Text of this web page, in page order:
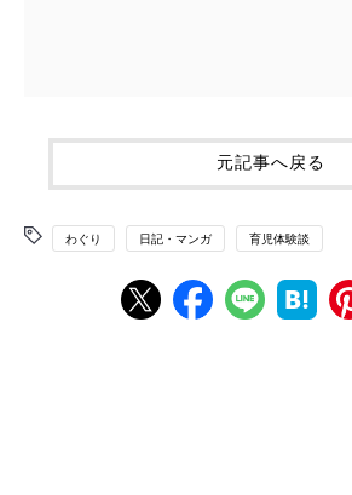
元記事へ戻る
わぐり 日記・マンガ 育児体験談